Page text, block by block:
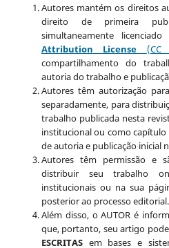
Autores mantém os direitos
direito de primeira
simultaneamente
Attribution License (CC
compartilhamento do
autoria do trabalho e
Autores têm autorização
separadamente, para
trabalho publicada nesta
institucional ou como
de autoria e publicação inicial
Autores têm permissão e
distribuir seu trabalho
institucionais ou na sua
posterior ao processo editorial.
Além disso, o AUTOR é
que, portanto, seu artigo
ESCRITAS em bases e